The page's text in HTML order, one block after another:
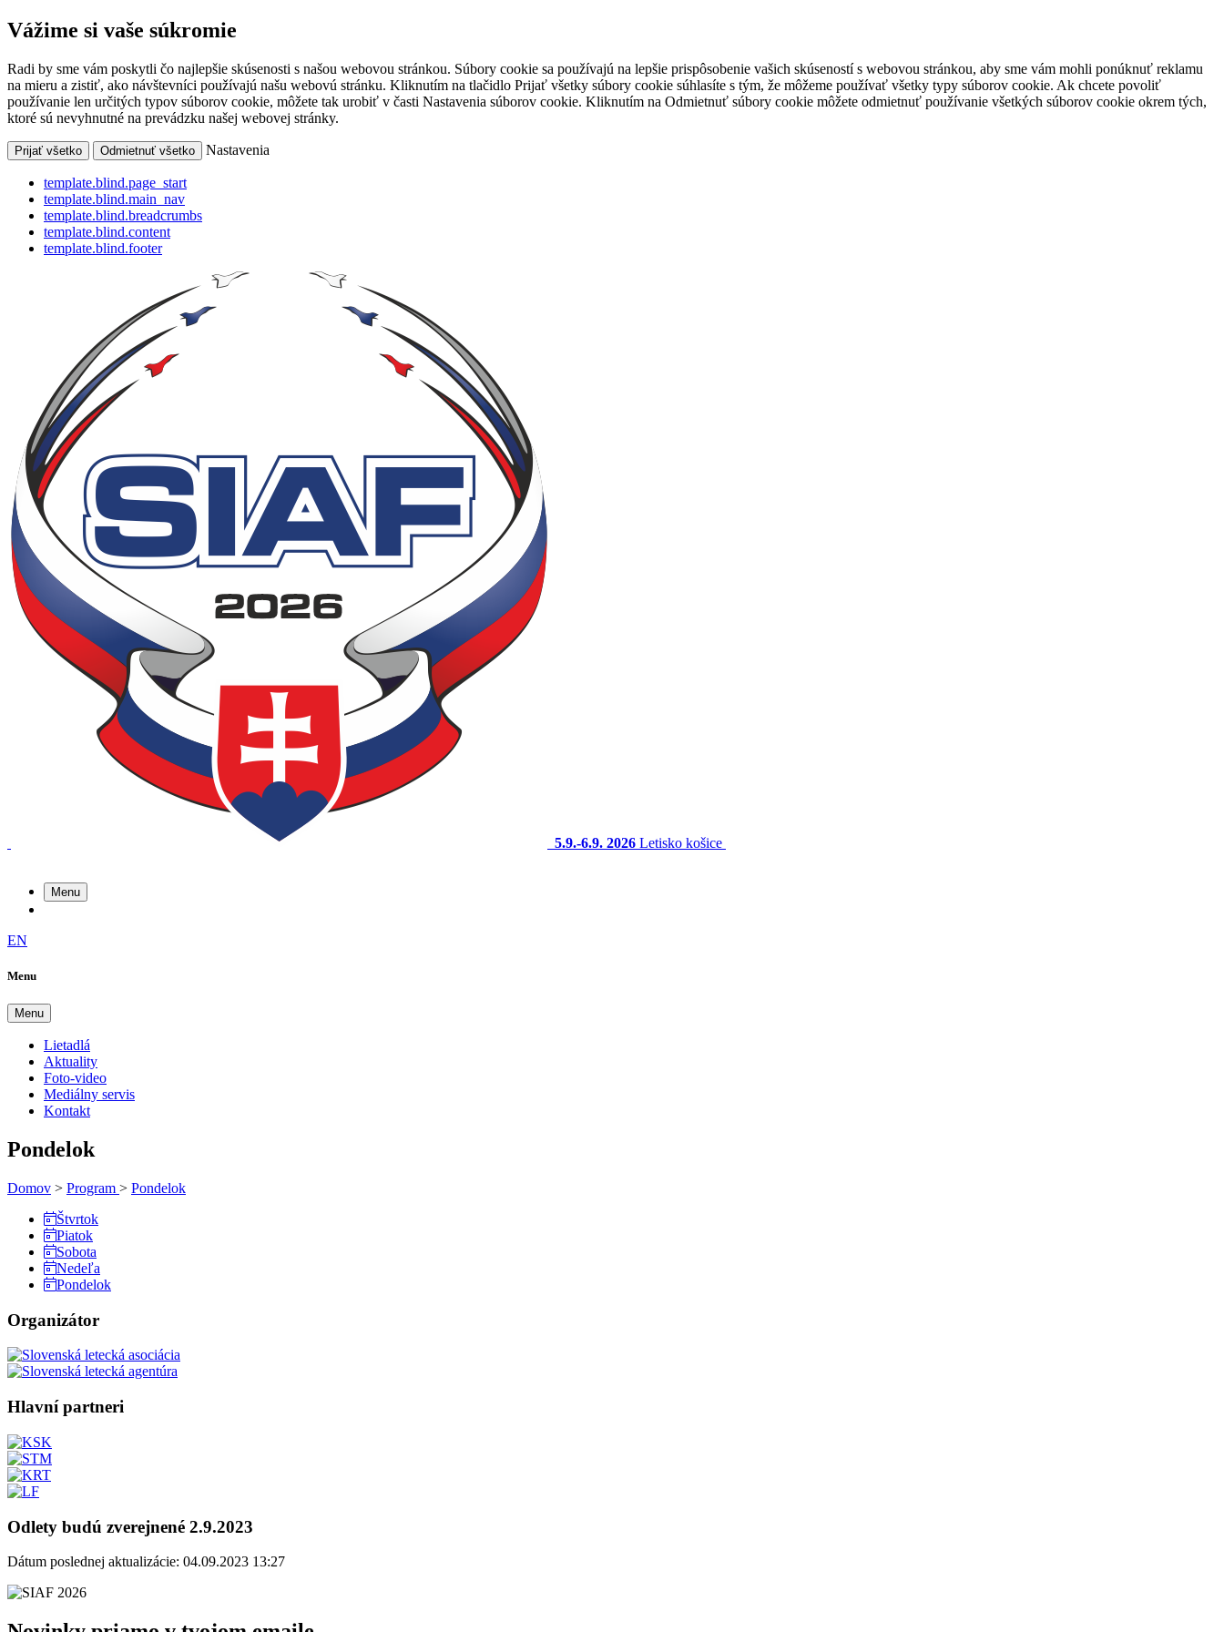
Vážime si vaše súkromie
Radi by sme vám poskytli čo najlepšie skúsenosti s našou webovou stránkou. Súbory cookie sa používajú na lepšie prispôsobenie vašich skúseností s webovou stránkou, aby sme vám mohli ponúknuť reklamu
na mieru a zistiť, ako návštevníci používajú našu webovú stránku. Kliknutím na tlačidlo Prijať všetky súbory cookie súhlasíte s tým, že môžeme používať všetky typy súborov cookie. Ak chcete povoliť
používanie len určitých typov súborov cookie, môžete tak urobiť v časti Nastavenia súborov cookie. Kliknutím na Odmietnuť súbory cookie môžete odmietnuť používanie všetkých súborov cookie okrem tých,
ktoré sú nevyhnutné na prevádzku našej webovej stránky.
Prijať všetko Odmietnuť všetko Nastavenia
template.blind.page_start
template.blind.main_nav
template.blind.breadcrumbs
template.blind.content
template.blind.footer
5.9.-6.9. 2026 Letisko košice
Menu
EN
Menu
Menu
Lietadlá
Aktuality
Foto-video
Mediálny servis
Kontakt
Pondelok
Domov > Program > Pondelok
Štvrtok
Piatok
Sobota
Nedeľa
Pondelok
Organizátor
Hlavní partneri
Odlety budú zverejnené 2.9.2023
Dátum poslednej aktualizácie: 04.09.2023 13:27